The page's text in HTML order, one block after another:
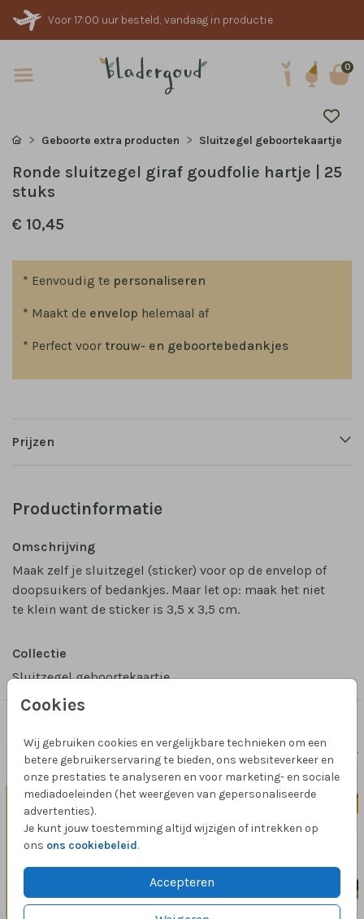
Voor 17:00 uur besteld, vandaag in productie
0
Cookies
Wij gebruiken cookies en vergelijkbare technieken om een
betere gebruikerservaring te bieden, ons websiteverkeer en
onze prestaties te analyseren en voor marketing- en sociale
mediadoeleinden (het weergeven van gepersonaliseerde
advertenties).
Je kunt jouw toestemming altijd wijzigen of intrekken op
ons ons cookiebeleid.
Accepteren
Geboorte extra producten Sluitzegel geboortekaartje
Ronde sluitzegel giraf goudfolie hartje | 25
stuks
€ 10,45
* Eenvoudig te personaliseren
* Maakt de envelop helemaal af
* Perfect voor trouw- en geboortebedankjes
Prijzen
Productinformatie
Omschrijving
Maak zelf je sluitzegel (sticker) voor op de envelop of
doopsuikers of bedankjes. Maar let op: maak het niet
te klein want de sticker is 3,5 x 3,5 cm.
Collectie
Sluitzegel geboortekaartje